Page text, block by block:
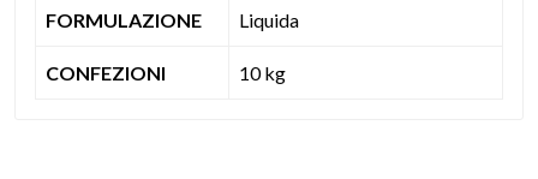
FORMULAZIONE Liquida
CONFEZIONI 10 kg